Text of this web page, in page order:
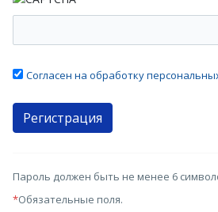
Согласен на обработку
Пароль должен быть не менее 6
*Обязательные поля.